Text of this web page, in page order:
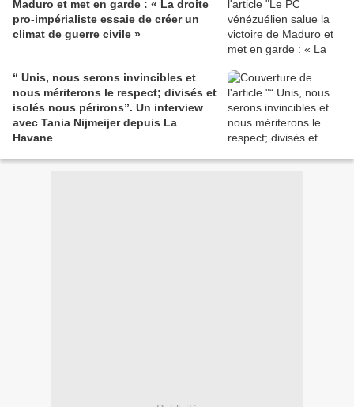
Maduro et met en garde : « La droite
pro-impérialiste essaie de créer un
climat de guerre civile »
“ Unis, nous serons invincibles et
nous mériterons le respect; divisés et
isolés nous périrons”. Un interview
avec Tania Nijmeijer depuis La
Havane